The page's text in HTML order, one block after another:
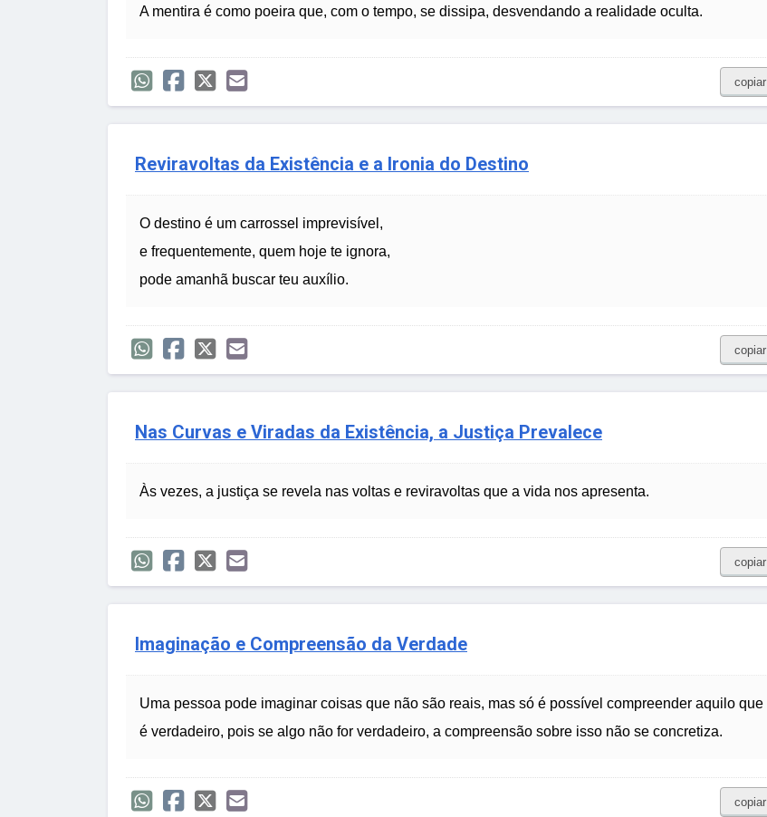
A mentira é como poeira que, com o tempo, se dissipa, desvendando a realidade oculta.
copiar
Reviravoltas da Existência e a Ironia do Destino
O destino é um carrossel imprevisível,
e frequentemente, quem hoje te ignora,
pode amanhã buscar teu auxílio.
copiar
Nas Curvas e Viradas da Existência, a Justiça Prevalece
Às vezes, a justiça se revela nas voltas e reviravoltas que a vida nos apresenta.
copiar
Imaginação e Compreensão da Verdade
Uma pessoa pode imaginar coisas que não são reais, mas só é possível compreender aquilo que
é verdadeiro, pois se algo não for verdadeiro, a compreensão sobre isso não se concretiza.
copiar